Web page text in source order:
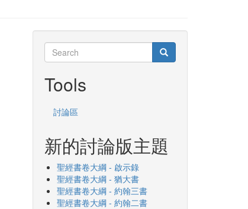
Search
Search Search
Tools
討論區
新的討論版主題
聖經書卷大綱 - 啟示錄
聖經書卷大綱 - 猶大書
聖經書卷大綱 - 約翰三書
聖經書卷大綱 - 約翰二書